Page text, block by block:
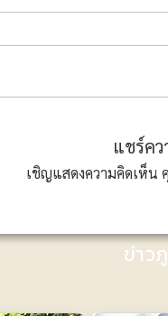
แชร์ค
เชิญแสดงความคิดเห็น
ข่าว